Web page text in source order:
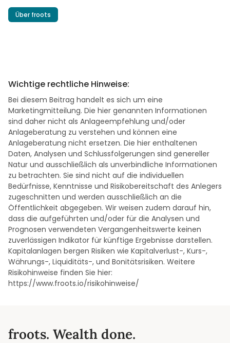
Über froots
Wichtige rechtliche Hinweise:
Bei diesem Beitrag handelt es sich um eine
Marketingmitteilung. Die hier genannten Informationen
sind daher nicht als Anlageempfehlung und/oder
Anlageberatung zu verstehen und können eine
Anlageberatung nicht ersetzen. Die hier enthaltenen
Daten, Analysen und Schlussfolgerungen sind genereller
Natur und ausschließlich als unverbindliche Informationen
zu betrachten. Sie sind nicht auf die individuellen
Bedürfnisse, Kenntnisse und Risikobereitschaft des Anlegers
zugeschnitten und werden ausschließlich an die
Öffentlichkeit abgegeben. Wir weisen zudem darauf hin,
dass die aufgeführten und/oder für die Analysen und
Prognosen verwendeten Vergangenheitswerte keinen
zuverlässigen Indikator für künftige Ergebnisse darstellen.
Kapitalanlagen bergen Risiken wie Kapitalverlust-, Kurs-,
Währungs-, Liquiditäts-, und Bonitätsrisiken. Weitere
Risikohinweise finden Sie hier:
https://www.froots.io/risikohinweise/
froots. Wealth done.